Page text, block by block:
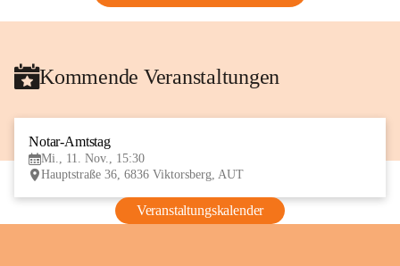
Kommende Veranstaltungen
Notar-Amtstag
Mi., 11. Nov., 15:30
Hauptstraße 36, 6836 Viktorsberg, AUT
Veranstaltungskalender